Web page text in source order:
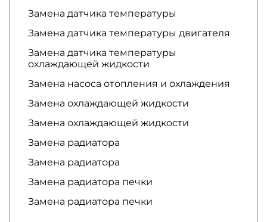
Замена датчика температуры
Замена датчика температуры двигателя
Замена датчика температуры
охлаждающей жидкости
Замена насоса отопления и охлаждения
Замена охлаждающей жидкости
Замена охлаждающей жидкости
Замена радиатора
Замена радиатора
Замена радиатора печки
Замена радиатора печки